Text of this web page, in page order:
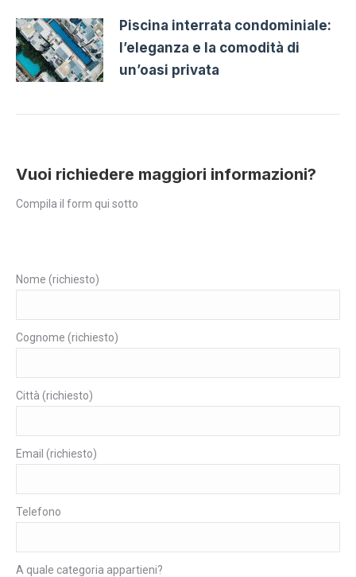
Piscina interrata condominiale:
l’eleganza e la comodità di
un’oasi privata
Vuoi richiedere maggiori informazioni?
Compila il form qui sotto
Nome (richiesto)
Cognome (richiesto)
Città (richiesto)
Email (richiesto)
Telefono
A quale categoria appartieni?